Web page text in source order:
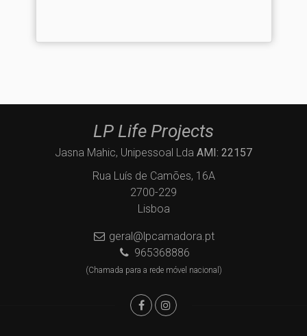
LP Life Projects
Jasna Mahic, Unipessoal Lda AMI: 22157
Rua Luís de Camões, 16A
2700-229
Lisboa
geral@lpcamadora.pt
965368886
(Chamada para a rede móvel nacional)